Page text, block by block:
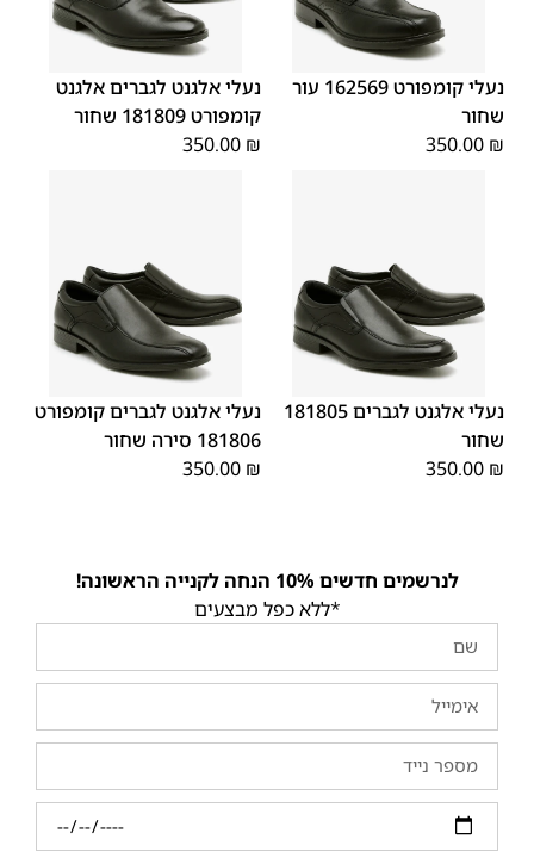
41
42
43
44
נעלי קומפורט 162569 עור
שחור
350.00 ₪
40
41
42
43
44
נעלי אלגנט לגברים אלגנט
קומפורט 181809 שחור
350.00 ₪
40
41
42
43
44
נעלי אלגנט לגברים 181805
שחור
350.00 ₪
40
45
41
42
43
נעלי אלגנט לגברים קומפורט
181806 סירה שחור
350.00 ₪
לנרשמים חדשים 10% הנחה לקנייה הראשונה!
*ללא כפל מבצעים